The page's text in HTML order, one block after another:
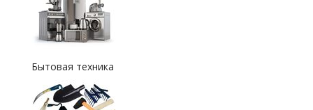
Бытовая техника